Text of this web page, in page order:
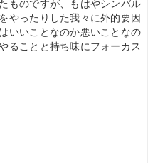
ものですが、もはやシンバル
やったりした我々に外的要因
いいことなのか悪いことなの
ることと持ち味にフォーカス